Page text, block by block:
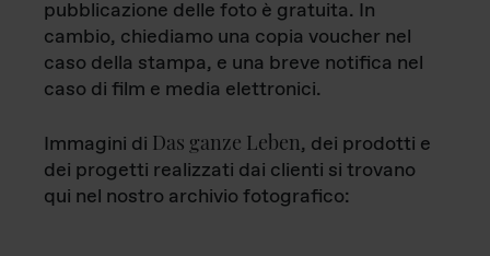
pubblicazione delle foto è gratuita. In
cambio, chiediamo una copia voucher nel
caso della stampa, e una breve notifica nel
caso di film e media elettronici.
Immagini di Das ganze Leben, dei prodotti e
dei progetti realizzati dai clienti si trovano
qui nel nostro archivio fotografico: